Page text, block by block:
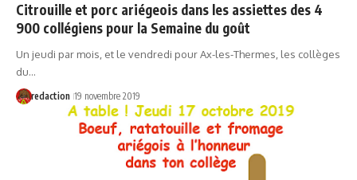
Citrouille et porc ariégeois dans les assiettes des 4
900 collégiens pour la Semaine du goût
Un jeudi par mois, et le vendredi pour Ax-les-Thermes, les collèges
du…
redaction 19 novembre 2019